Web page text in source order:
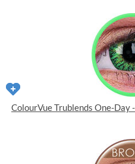
ColourVue Trublends One-